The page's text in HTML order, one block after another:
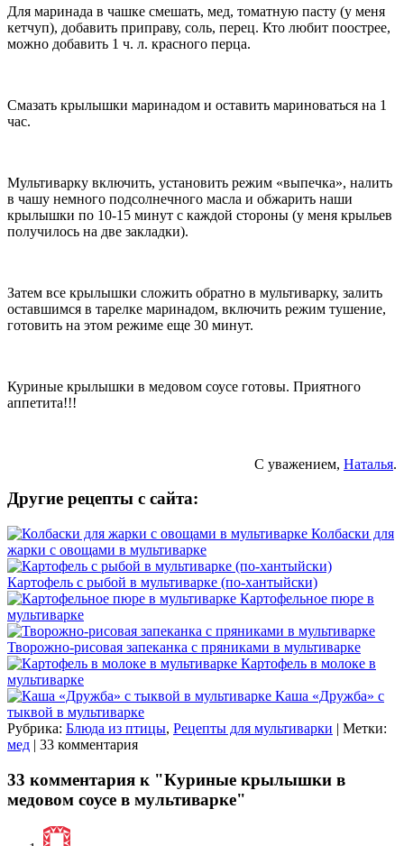
Для маринада в чашке смешать, мед, томатную пасту (у меня
кетчуп), добавить приправу, соль, перец. Кто любит поострее,
можно добавить 1 ч. л. красного перца.
Смазать крылышки маринадом и оставить мариноваться на 1
час.
Мультиварку включить, установить режим «выпечка», налить
в чашу немного подсолнечного масла и обжарить наши
крылышки по 10-15 минут с каждой стороны (у меня крыльев
получилось на две закладки).
Затем все крылышки сложить обратно в мультиварку, залить
оставшимся в тарелке маринадом, включить режим тушение,
готовить на этом режиме еще 30 минут.
Куриные крылышки в медовом соусе готовы. Приятного
аппетита!!!
С уважением, Наталья.
Другие рецепты с сайта:
Колбаски для
жарки с овощами в мультиварке
Картофель с рыбой в мультиварке (по-хантыйски)
Картофельное пюре в
мультиварке
Творожно-рисовая запеканка с пряниками в мультиварке
Картофель в молоке в
мультиварке
Каша «Дружба» с
тыквой в мультиварке
Рубрика: Блюда из птицы, Рецепты для мультиварки | Метки:
мед | 33 комментария
33 комментария к "Куриные крылышки в
медовом соусе в мультиварке"